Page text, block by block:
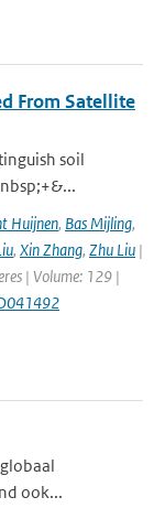
From Satellite
soil
Huijnen, Bas Mijling,
, Xin Zhang, Zhu Liu |
| Volume: 129 |
ook...